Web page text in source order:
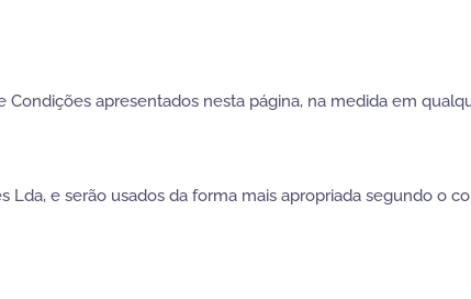
apresentados nesta página, na medida em
Lda, e serão usados da forma mais apropriada segundo o